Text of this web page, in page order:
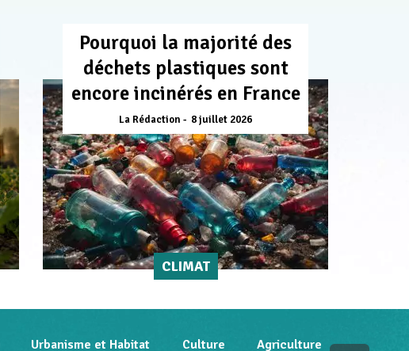
Pourquoi la majorité des
déchets plastiques sont
encore incinérés en France
La Rédaction 8 juillet 2026
CLIMAT
Urbanisme et Habitat Culture Agriculture